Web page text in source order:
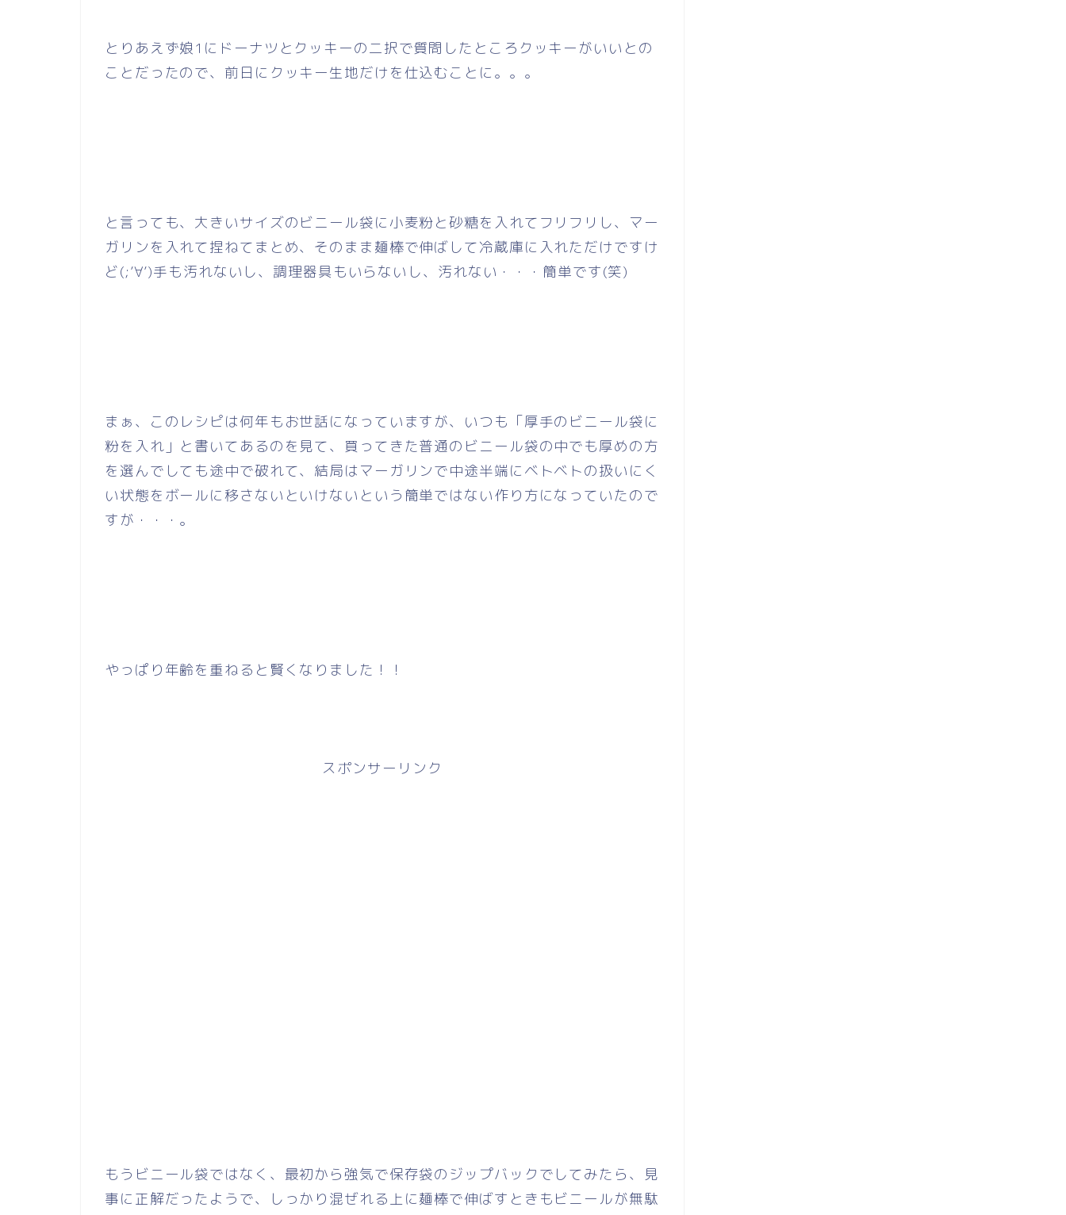
とりあえず娘1にドーナツとクッキーの二択で質問したところクッキーがいいとの
ことだったので、前日にクッキー生地だけを仕込むことに。。。
と言っても、大きいサイズのビニール袋に小麦粉と砂糖を入れてフリフリし、マー
ガリンを入れて捏ねてまとめ、そのまま麺棒で伸ばして冷蔵庫に入れただけですけ
ど(;’∀’)手も汚れないし、調理器具もいらないし、汚れない・・・簡単です(笑)
まぁ、このレシピは何年もお世話になっていますが、いつも「厚手のビニール袋に
粉を入れ」と書いてあるのを見て、買ってきた普通のビニール袋の中でも厚めの方
を選んでしても途中で破れて、結局はマーガリンで中途半端にベトベトの扱いにく
い状態をボールに移さないといけないという簡単ではない作り方になっていたので
すが・・・。
やっぱり年齢を重ねると賢くなりました！！
スポンサーリンク
もうビニール袋ではなく、最初から強気で保存袋のジップバックでしてみたら、見
事に正解だったようで、しっかり混ぜれる上に麺棒で伸ばすときもビニールが無駄